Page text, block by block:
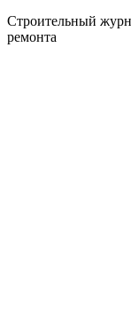
Строительный
ремонта